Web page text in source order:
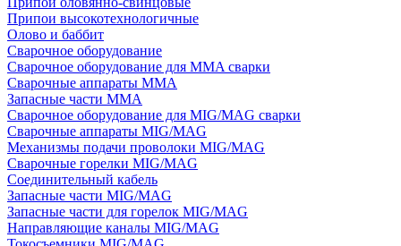
Припои высокотехнологичные
Олово и баббит
Сварочное оборудование
Сварочное оборудование для MMA сварки
Сварочные аппараты MMA
Запасные части MMA
Сварочное оборудование для MIG/MAG сварки
Сварочные аппараты MIG/MAG
Механизмы подачи проволоки MIG/MAG
Сварочные горелки MIG/MAG
Соединительный кабель
Запасные части MIG/MAG
Запасные части для горелок MIG/MAG
Направляющие каналы MIG/MAG